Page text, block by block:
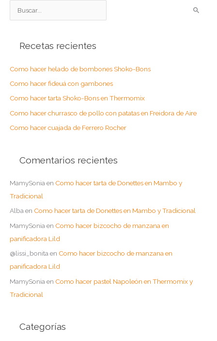
u
r
p
o
r
Recetas recientes
Como hacer helado de bombones Shoko-Bons
Como hacer fideuá con gambones
Como hacer tarta Shoko-Bons en Thermomix
Como hacer churrasco de pollo con patatas en Freidora de Aire
Como hacer cuajada de Ferrero Rocher
Comentarios recientes
MamySonia en Como hacer tarta de Donettes en Mambo y
Tradicional
Albaen Como hacer tarta de Donettes en Mambo y Tradicional
MamySonia en Como hacer bizcocho de manzana en
panificadora Lild
@lissi_bonita en Como hacer bizcocho de manzana en
panificadora Lild
MamySonia en Como hacer pastel Napoleón en Thermomix y
Tradicional
Categorías